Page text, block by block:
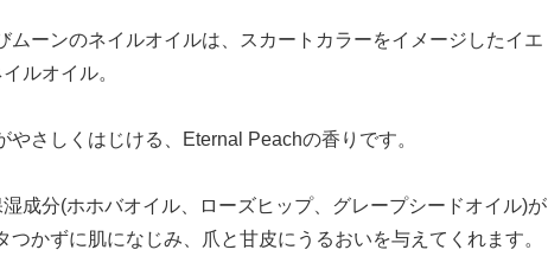
ムーンのネイルオイルは、スカートカラーをイメージしたイエ
ルオイル。
やさしくはじける、Eternal Peachの香りです。
成分(ホホバオイル、ローズヒップ、グレープシードオイル)が
つかずに肌になじみ、爪と甘皮にうるおいを与えてくれます。